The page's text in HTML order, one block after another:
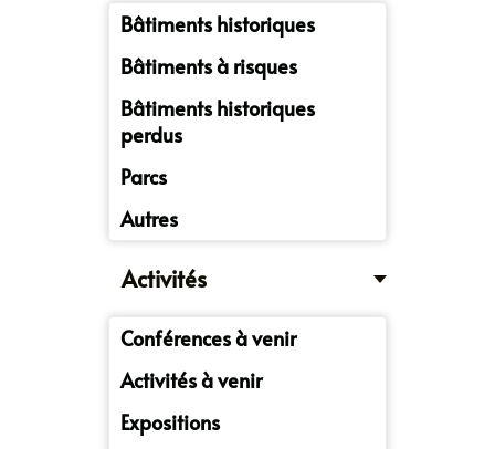
Bâtiments historiques
Bâtiments à risques
Bâtiments historiques
perdus
Parcs
Autres
Activités
Conférences à venir
Activités à venir
Expositions